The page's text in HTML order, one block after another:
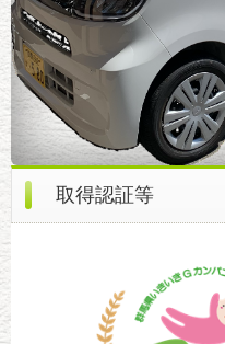
取得認証等